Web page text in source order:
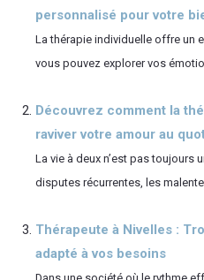
personnalisé pour votre
La thérapie individuelle offre un
vous pouvez explorer vos
Découvrez comment la
raviver votre amour au
La vie à deux n’est pas toujours
disputes récurrentes, les
Thérapeute à Nivelles :
adapté à vos besoins